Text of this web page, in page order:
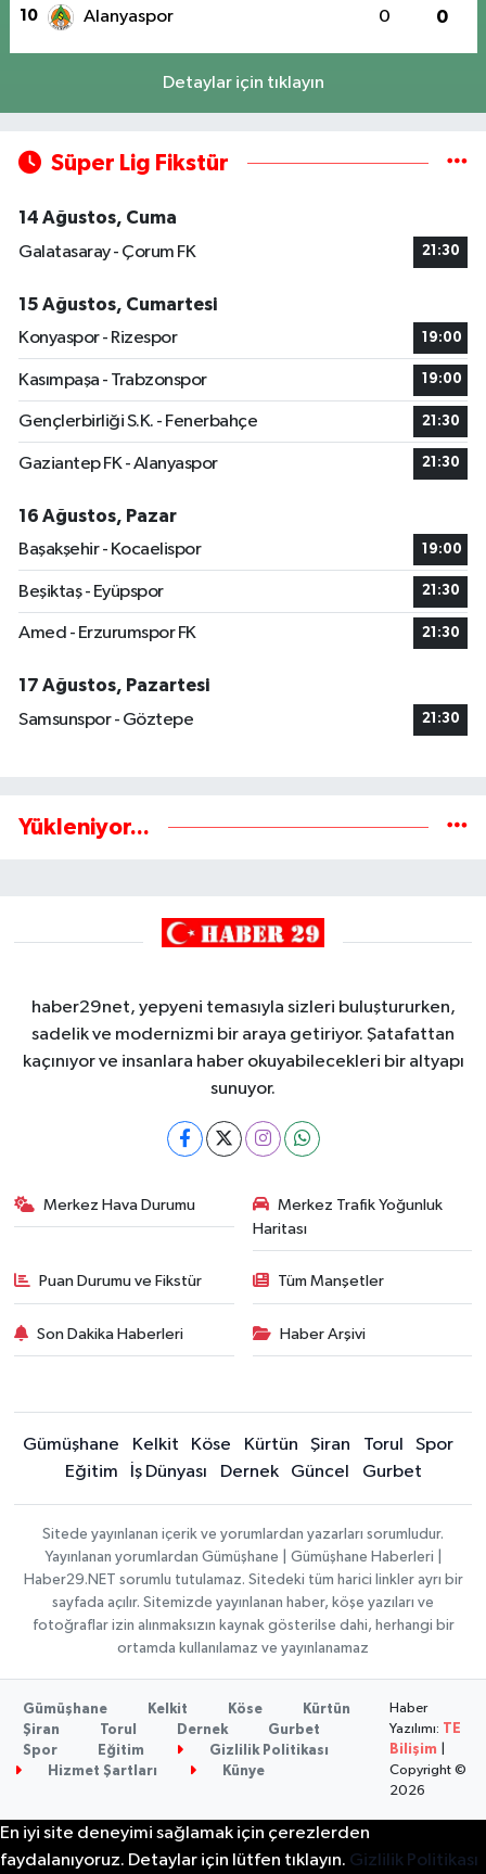
10 Alanyaspor 0 0
Detaylar için tıklayın
Süper Lig Fikstür
14 Ağustos, Cuma
Galatasaray - Çorum FK
21:30
15 Ağustos, Cumartesi
Konyaspor - Rizespor
19:00
Kasımpaşa - Trabzonspor 19:00
Gençlerbirliği S.K. - Fenerbahçe 21:30
Gaziantep FK - Alanyaspor 21:30
16 Ağustos, Pazar
Başakşehir - Kocaelispor
19:00
Beşiktaş - Eyüpspor 21:30
Amed - Erzurumspor FK 21:30
17 Ağustos, Pazartesi
Samsunspor - Göztepe
21:30
Yükleniyor...
haber29net, yepyeni temasıyla sizleri buluştururken,
sadelik ve modernizmi bir araya getiriyor. Şatafattan
kaçınıyor ve insanlara haber okuyabilecekleri bir altyapı
sunuyor.
Merkez Hava Durumu
Merkez Trafik Yoğunluk
Haritası
Puan Durumu ve Fikstür Tüm Manşetler
Son Dakika Haberleri Haber Arşivi
Gümüşhane Kelkit Köse Kürtün Şiran Torul
Spor
Eğitim
İş Dünyası Dernek Güncel Gurbet
Sitede yayınlanan içerik ve yorumlardan yazarları sorumludur.
Yayınlanan yorumlardan Gümüşhane | Gümüşhane Haberleri |
Haber29.NET sorumlu tutulamaz. Sitedeki tüm harici linkler ayrı bir
sayfada açılır. Sitemizde yayınlanan haber, köşe yazıları ve
fotoğraflar izin alınmaksızın kaynak gösterilse dahi, herhangi bir
ortamda kullanılamaz ve yayınlanamaz
Gümüşhane Kelkit Köse
Kürtün
Şiran
Torul Dernek
Gurbet
Spor
Eğitim
Gizlilik Politikası
Hizmet Şartları
Künye
Haber
Yazılımı:
TE
Bilişim
Copyright ©
2026
En iyi site deneyimi sağlamak için çerezlerden
faydalanıyoruz. Detaylar için lütfen tıklayın. Gizlilik Politikası